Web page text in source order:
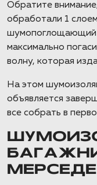
Обратите
обработали 1
шумопоглощающий
максимально
волну, которая
На этом
объявляется
все собрать в